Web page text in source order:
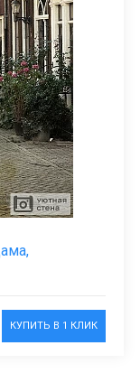
КУПИТЬ В 1 КЛИК